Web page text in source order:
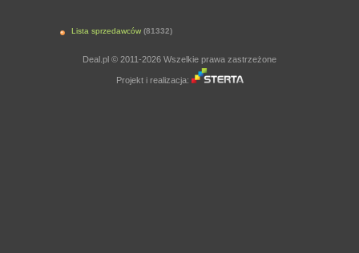
Lista sprzedawców (81332)
Deal.pl © 2011-2026 Wszelkie prawa zastrzeżone
Projekt i realizacja: